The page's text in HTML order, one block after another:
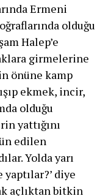
Ermeni
olduğu
Halep’e
girmelerine
önüne kamp
ekmek, incir,
olduğu
yattığını
edilen
Yolda yarı
diye
açlık­tan bitkin